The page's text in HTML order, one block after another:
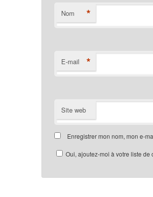
Nom *
E-mail *
Site web
Enregistrer mon nom, mon e-
Oui, ajoutez-moi à votre liste de